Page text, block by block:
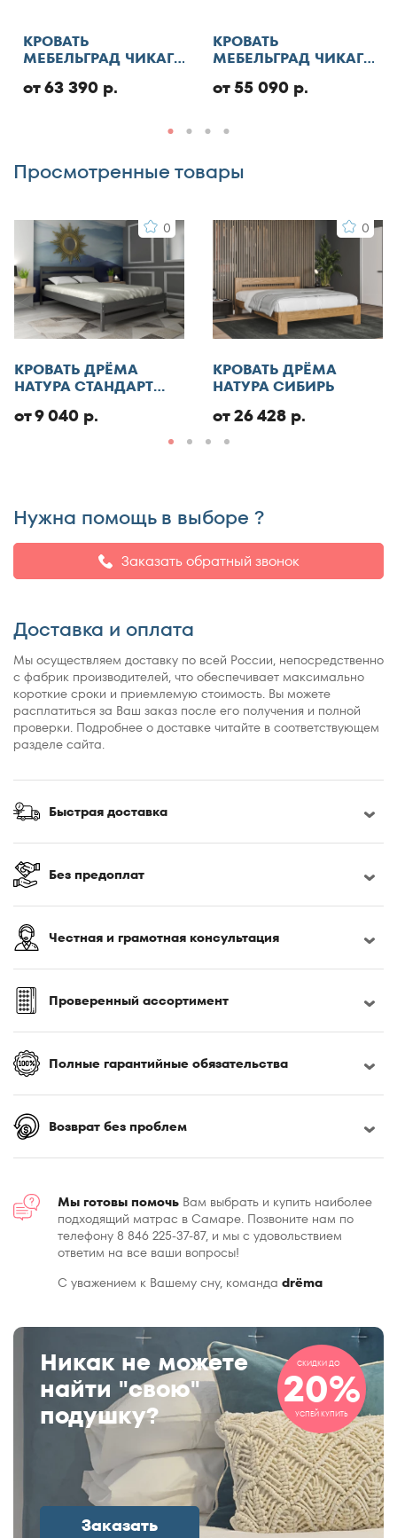
130x185
130x186
130x190
140x185
140x190
140x195
140x200
140x210
145x200
150x185
150x190
150x220
160x180
160x186
160x195
160x200
160x210
160x220
170x200
180x190
180x195
180x210
180x220
185x200
190x200
200x200
200x210
200x220
Отменить
Добавить отзыв
КРОВАТЬ
МЕБЕЛЬГРАД ЧИКАГО
от 63 390 р.
КРОВАТЬ
МЕБЕЛЬГРАД ЧИКАГО
от 55 090 р.
Просмотренные товары
0
КРОВАТЬ ДРЁМА
НАТУРА СТАНДАРТ
от 9 040 р.
0
КРОВАТЬ ДРЁМА
НАТУРА СИБИРЬ
от 26 428 р.
Нужна помощь в выборе ?
Заказать обратный звонок
Доставка и оплата
Мы осуществляем доставку по всей России, непосредственно
с фабрик производителей, что обеспечивает максимально
короткие сроки и приемлемую стоимость. Вы можете
расплатиться за Ваш заказ после его получения и полной
проверки. Подробнее о доставке читайте в соответствующем
разделе сайта.
Быстрая доставка
Без предоплат
Честная и грамотная консультация
Проверенный ассортимент
Полные гарантийные обязательства
Возврат без проблем
Мы готовы помочь Вам выбрать и купить наиболее
подходящий матрас в Самаре. Позвоните нам по
телефону 8 846 225-37-87, и мы с удовольствием
ответим на все ваши вопросы!
С уважением к Вашему сну, команда drёma
Никак не можете
найти "свою"
подушку?
Заказать
СКИДКИ ДО
20%
УСПЕЙ КУПИТЬ